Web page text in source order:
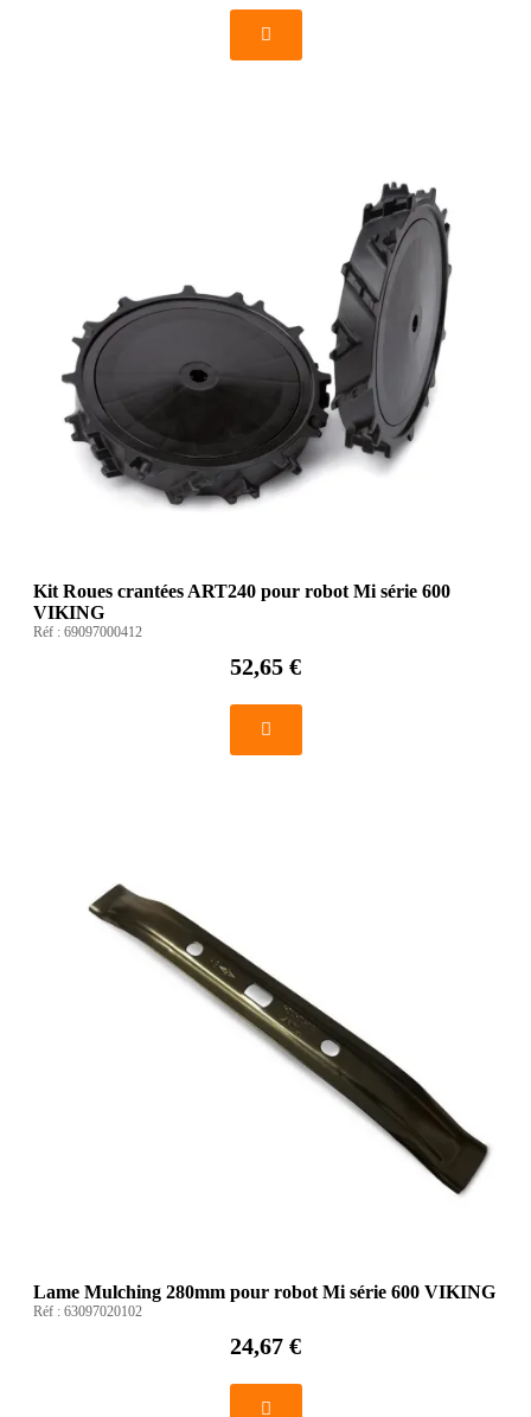
Kit Roues crantées ART240 pour robot Mi série 600
VIKING
Réf : 69097000412
52,65 €
Lame Mulching 280mm pour robot Mi série 600 VIKING
Réf : 63097020102
24,67 €